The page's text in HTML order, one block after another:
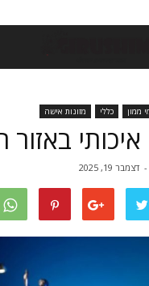
ממון כללי מזונות אישה
באזור
- דצמבר 19, 2025